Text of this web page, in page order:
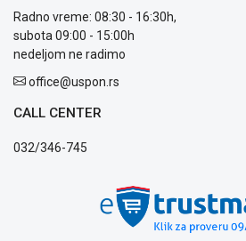
Radno vreme: 08:30 - 16:30h,
subota 09:00 - 15:00h
nedeljom ne radimo
office@uspon.rs
CALL CENTER
032/346-745